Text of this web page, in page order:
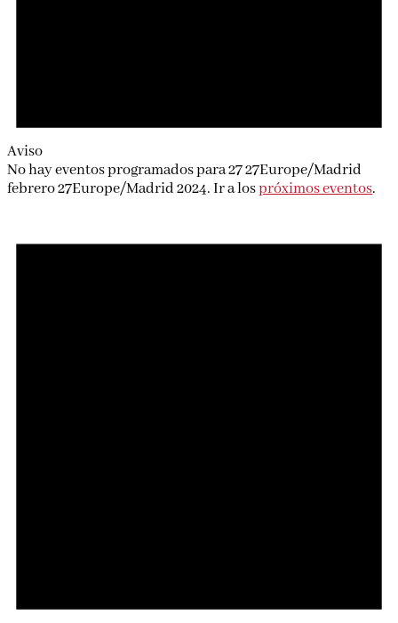
Aviso
No hay eventos programados para 27 27Europe/Madrid
febrero 27Europe/Madrid 2024. Ir a lospróximos eventos.